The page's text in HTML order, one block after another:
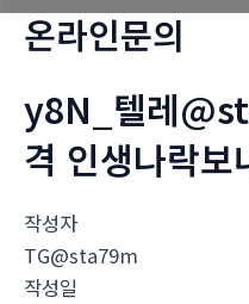
온라인문의
y8N_텔레
격 인생나락
작성자
TG@sta79m
작성일